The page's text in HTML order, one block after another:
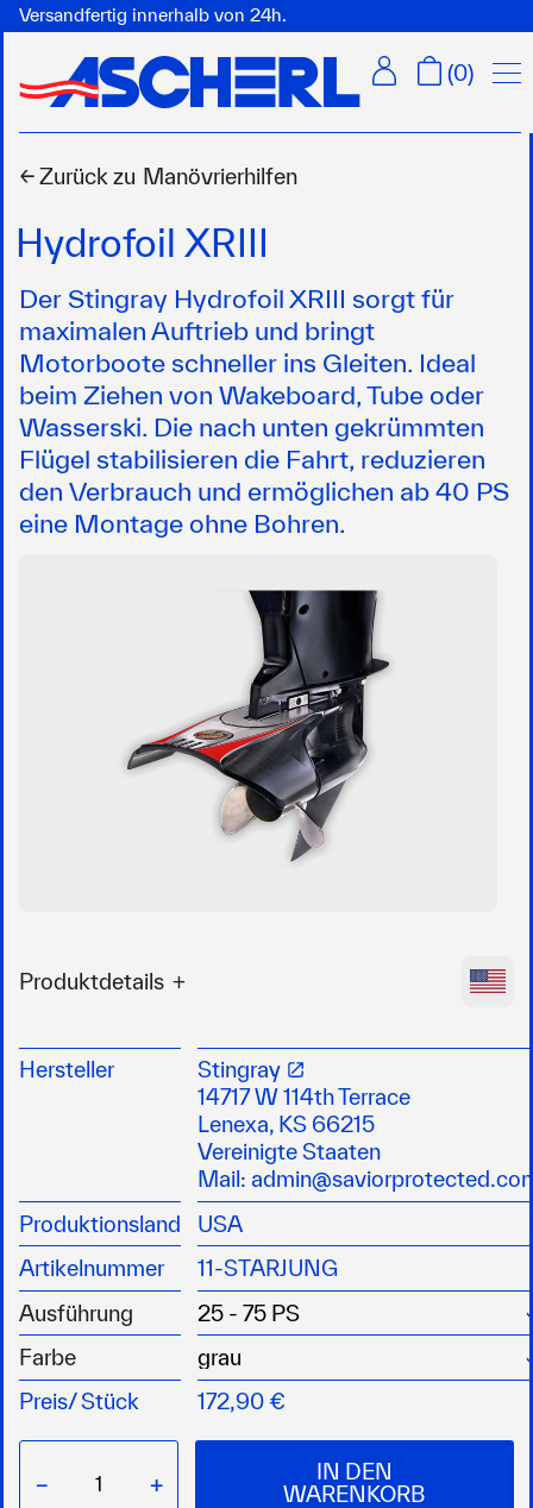
Versandfertig innerhalb von 24h.
(0)
← Zurück zu Manövrierhilfen
Hydrofoil XRIII
Der Stingray Hydrofoil XRIII sorgt für
maximalen Auftrieb und bringt
Motorboote schneller ins Gleiten. Ideal
beim Ziehen von Wakeboard, Tube oder
Wasserski. Die nach unten gekrümmten
Flügel stabilisieren die Fahrt, reduzieren
den Verbrauch und ermöglichen ab 40 PS
eine Montage ohne Bohren.
Produktdetails
ist ideal für Bootsfahrer, die Wakeboard, Tubes
und Wasserskifahrer ziehen
die nach unten gekrümmten Flügel des XRIII
umfließen die Kavitationsplatte dicht und
machen sie zu einem idealen Foil für
Pontonboote
bringt das Boot schneller ins Gleiten
spart Treibstoff
stabilisiert die Lage des Bootes während der
Fahrt
ab 40PS ist eine Montage ohne Bohren
möglich
Hersteller
Stingray
14717 W 114th Terrace
Lenexa, KS 66215
Vereinigte Staaten
Mail:
Produktionsland
USA
Artikelnummer
11-STARJUNG
Ausführung
Farbe
Preis/Stück 172,90 €
− +
IN DEN
WARENKORB